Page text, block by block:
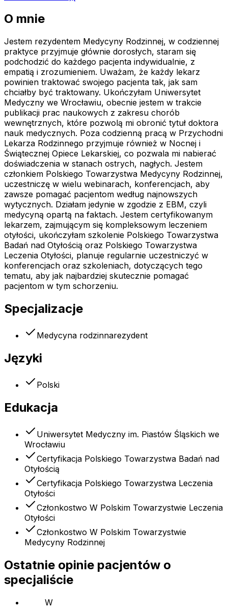
O mnie
Jestem rezydentem Medycyny Rodzinnej, w codziennej
praktyce przyjmuje głównie dorosłych, staram się
podchodzić do każdego pacjenta indywidualnie, z
empatią i zrozumieniem. Uważam, że każdy lekarz
powinien traktować swojego pacjenta tak, jak sam
chciałby być traktowany. Ukończyłam Uniwersytet
Medyczny we Wrocławiu, obecnie jestem w trakcie
publikacji prac naukowych z zakresu chorób
wewnętrznych, które pozwolą mi obronić tytuł doktora
nauk medycznych. Poza codzienną pracą w Przychodni
Lekarza Rodzinnego przyjmuje również w Nocnej i
Świątecznej Opiece Lekarskiej, co pozwala mi nabierać
doświadczenia w stanach ostrych, nagłych. Jestem
członkiem Polskiego Towarzystwa Medycyny Rodzinnej,
uczestniczę w wielu webinarach, konferencjach, aby
zawsze pomagać pacjentom według najnowszych
wytycznych. Działam jedynie w zgodzie z EBM, czyli
medycyną opartą na faktach. Jestem certyfikowanym
lekarzem, zajmującym się kompleksowym leczeniem
otyłości, ukończyłam szkolenie Polskiego Towarzystwa
Badań nad Otyłością oraz Polskiego Towarzystwa
Leczenia Otyłości, planuje regularnie uczestniczyć w
konferencjach oraz szkoleniach, dotyczących tego
tematu, aby jak najbardziej skutecznie pomagać
pacjentom w tym schorzeniu.
Specjalizacje
Medycyna rodzinnarezydent
Języki
Polski
Edukacja
Uniwersytet Medyczny im. Piastów Śląskich we
Wrocławiu
Certyfikacja Polskiego Towarzystwa Badań nad
Otyłością
Certyfikacja Polskiego Towarzystwa Leczenia
Otyłości
Członkostwo W Polskim Towarzystwie Leczenia
Otyłości
Członkostwo W Polskim Towarzystwie
Medycyny Rodzinnej
Ostatnie opinie pacjentów o
specjaliście
W